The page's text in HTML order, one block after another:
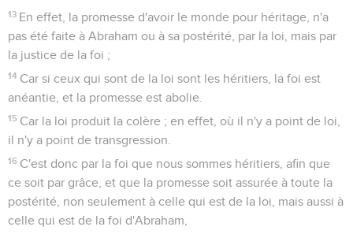
13 En effet, la promesse d'avoir le monde pour héritage, n'a
pas été faite à Abraham ou à sa postérité, par la loi, mais par
la justice de la foi ;
14 Car si ceux qui sont de la loi sont les héritiers, la foi est
anéantie, et la promesse est abolie.
15 Car la loi produit la colère ; en effet, où il n'y a point de loi,
il n'y a point de transgression.
16 C'est donc par la foi que nous sommes héritiers, afin que
ce soit par grâce, et que la promesse soit assurée à toute la
postérité, non seulement à celle qui est de la loi, mais aussi à
celle qui est de la foi d'Abraham,